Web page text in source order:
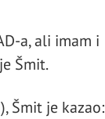
a, ali imam i
Šmit.
Šmit je kazao: